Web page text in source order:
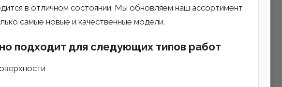
в отличном состоянии. Мы обновляем наш ассортимент,
самые новые и качественные модели.
подходит для следующих типов работ